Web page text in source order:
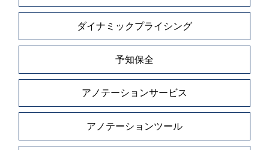
ダイナミックプライシング
予知保全
アノテーションサービス
アノテーションツール